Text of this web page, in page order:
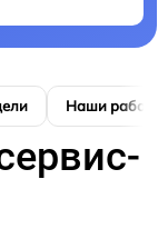
Наши работы